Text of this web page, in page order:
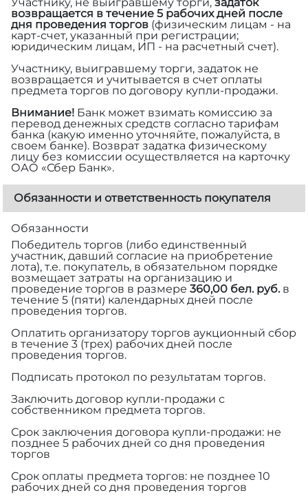
возвращается в течение 5 рабочих дней после
дня проведения торгов (физическим лицам - на
карт-счет, указанный при регистрации;
юридическим лицам, ИП - на расчетный счет).
Участнику, выигравшему торги, задаток не
возвращается и учитывается в счет оплаты
предмета торгов по договору купли-продажи.
Внимание! Банк может взимать комиссию за
перевод денежных средств согласно тарифам
банка (какую именно уточняйте, пожалуйста, в
своем банке). Возврат задатка физическому
лицу без комиссии осуществляется на карточку
ОАО «Сбер Банк».
Обязанности и ответственность покупателя
Обязанности
Победитель торгов (либо единственный
участник, давший согласие на приобретение
лота), т.е. покупатель, в обязательном порядке
возмещает затраты на организацию и
проведение торгов в размере 360,00 бел. руб.в
течение 5 (пяти) календарных дней после
проведения торгов.
Оплатить организатору торгов аукционный сбор
в течение 3 (трех) рабочих дней после
проведения торгов.
Подписать протокол по результатам торгов.
Заключить договор купли-продажи с
собственником предмета торгов.
Срок заключения договора купли-продажи: не
позднее 5 рабочих дней со дня проведения
торгов
Срок оплаты предмета торгов: не позднее 10
рабочих дней со дня проведения торгов